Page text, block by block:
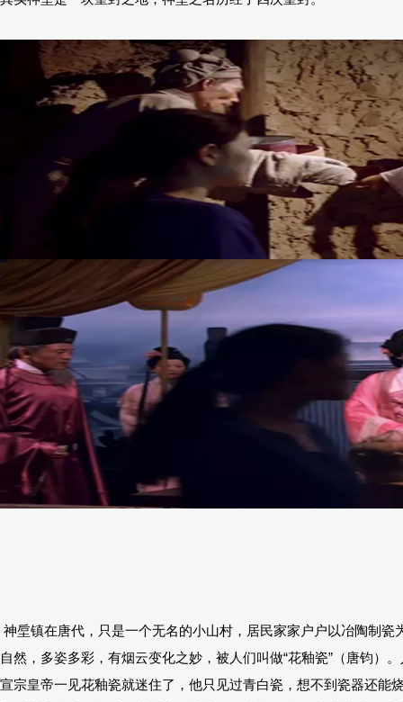
神垕镇在唐代，只是一个无名的小山村，居民家家户户以冶陶制
自然，多姿多彩，有烟云变化之妙，被人们叫做“花釉瓷”（唐钧
宣宗皇帝一见花釉瓷就迷住了，他只见过青白瓷，想不到瓷器还